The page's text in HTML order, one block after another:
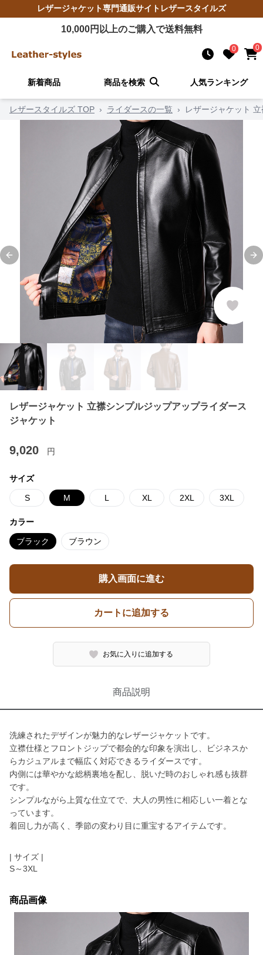
レザージャケット専門通販サイト レザースタイルズ
10,000円以上のご購入で送料無料
0 0
新着商品 商品を検索 人気ランキング
レザースタイルズ TOP › ライダースの一覧 › レザージャケット
Previous slide
レザージャケット 立襟シンプルジップアップライダース
ジャケット
9,020 円
サイズ
S M L XL 2XL 3XL
カラー
ブラック ブラウン
購入画面に進む
カートに追加する
お気に入りに追加する
商品説明
洗練されたデザインが魅力的なレザージャケットです。
立襟仕様とフロントジップで都会的な印象を演出し、ビジネスか
らカジュアルまで幅広く対応できるライダースです。
内側には華やかな総柄裏地を配し、脱いだ時のおしゃれ感も抜群
です。
シンプルながら上質な仕立てで、大人の男性に相応しい一着とな
っています。
着回し力が高く、季節の変わり目に重宝するアイテムです。
| サイズ |
S～3XL
商品画像